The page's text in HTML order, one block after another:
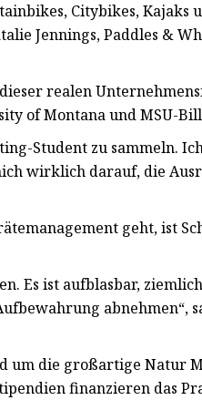
Citybikes, Kajaks
Jennings, Paddles &
realen
of Montana und MSU-
Student zu sammeln.
wirklich darauf, die
geht, ist
Es ist aufblasbar,
abnehmen“,
um die großartige Natur
finanzieren das